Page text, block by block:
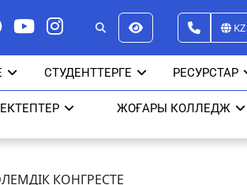
KZ
СТУДЕНТТЕРГЕ РЕСУРСТАР
ЖОҒАРЫ КОЛЛЕДЖ
КОНГРЕСТЕ